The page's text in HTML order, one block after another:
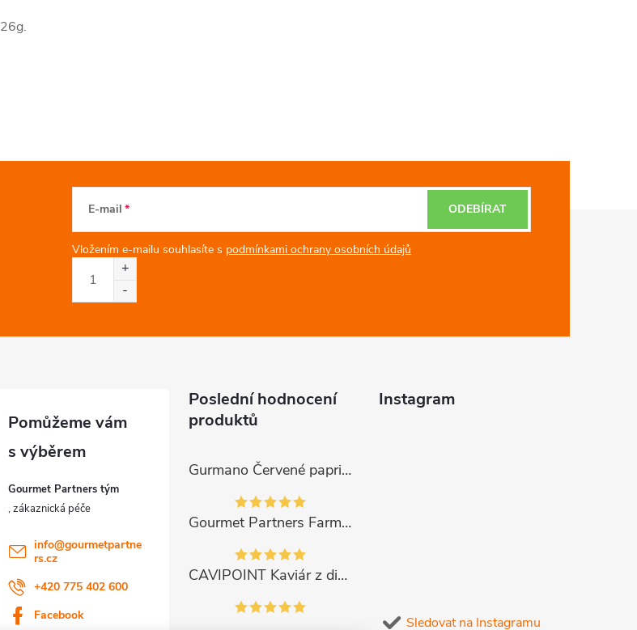
26g.
E-mail
Vložením e-mailu souhlasíte s podmínkami ochrany osobních údajů
ODEBÍRAT
Gourmet Partners tým
info@gourmetpartne
rs.cz
+420 775 402 600
Facebook
Poslední hodnocení
produktů
Gurmano Červené papričky plněné sýrem HOT palivé, 290g
Gourmet Partners Farmářská paštika s hříbky, 180g
CAVIPOINT Kaviár z divok. lososa "KETA GOLD", 200g
Instagram
Sledovat na Instagramu